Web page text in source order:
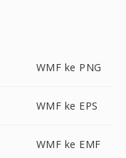
WMF ke PNG
WMF ke EPS
WMF ke EMF